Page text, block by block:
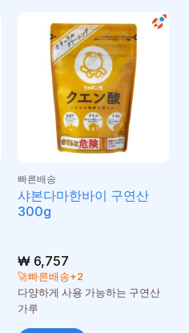
빠른배송
샤본다마한바이 구연산
300g
₩6,757
🚀빠른배송+2
다양하게 사용 가능하는 구연산
가루